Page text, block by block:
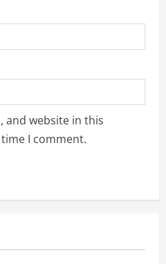
and website in this
I comment.